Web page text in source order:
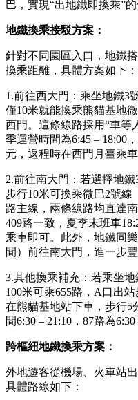
巴，實現“出地鐵即換乘”
地鐵換乘接駁方案 ：
針對不同園區入口，地鐵
換乘距離，具體方案如下：
1.前往西大門：乘坐地鐵3
僅10米就能換乘熊貓基地
西門。這條線路採用“車等
季運營時間為6:45 – 18:00
元，返程時在西門月臺乘
2.前往南大門：若選擇地
步行10米可換乘微巴2號線
路主線，兩條線路均直達
409路一致，夏季末班車
乘車即可。此外，地鐵同
間）前往南大門，進一步豐
3.其他換乘補充：若乘坐
100米可乘655路，A口出
在熊貓基地站下車，步行5
間6:30 – 21:10，87路為
跨樞紐地鐵換乘方案 ：
外地遊客從機場、火車站
具體路線如下：